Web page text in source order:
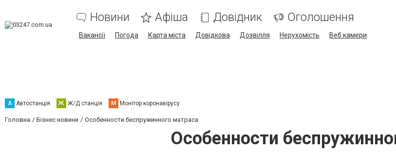
Новини Афіша Довідник Оголошення
Вакансії Погода Карта міста Довідкова Дозвілля Нерухомість Веб камери
А Автостанція Ж Ж/Д станція М Монітор коронавірусу
Головна Бізнес новини Особенности беспружинного матраса
Особенности